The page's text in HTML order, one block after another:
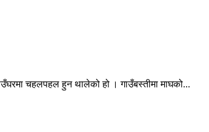
चहलपहल हुन थालेको हो । गाउँबस्तीमा माघको...